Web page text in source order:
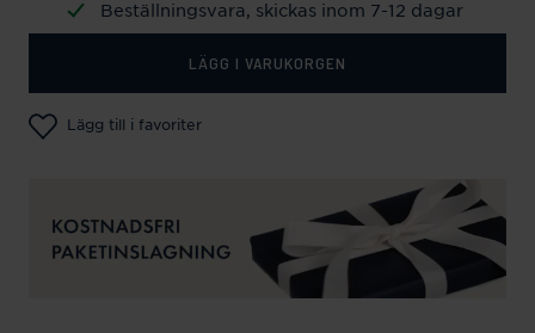
Beställningsvara, skickas inom 7-12 dagar
LÄGG I VARUKORGEN
Lägg till i favoriter